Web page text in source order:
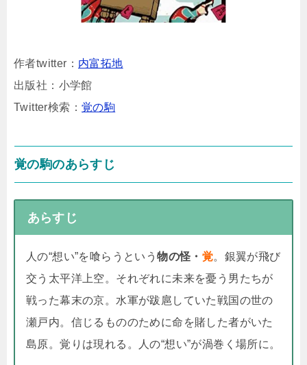
作者twitter： 内富拓地
出版社：小学館
Twitter検索： 覚の駒
覚の駒のあらすじ
あらすじ
人の“想い”を喰らうという物の怪・ 覚。銀翼が飛び
交う太平洋上空。それぞれに未来を憂う男たちが
戦った幕末の京。水軍が跋扈していた戦国の世の
瀬戸内。信じるもののために命を賭した者がいた
島原。覚りは現れる。人の“想い”が渦巻く場所に。